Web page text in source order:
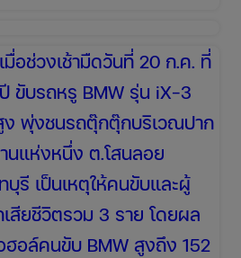
หม?
มื่อช่วงเช้ามืดวันที่ 20 ก.ค. ที่
ขับรถหรู BMW รุ่น iX-3
ง พุ่งชนรถตุ๊กตุ๊กบริเวณปาก
นแห่งหนึ่ง ต.โสนลอย
รี เป็นเหตุให้คนขับและผู้
สียชีวิตรวม 3 ราย โดยผล
อล์คนขับ BMW สูงถึง 152